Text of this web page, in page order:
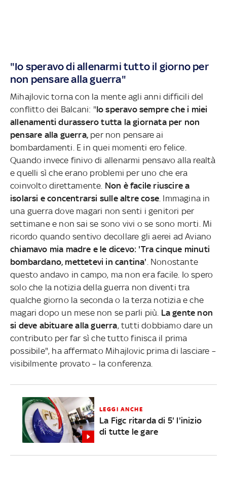
"Io speravo di allenarmi tutto il giorno per
non pensare alla guerra"
Mihajlovic torna con la mente agli anni difficili del
conflitto dei Balcani: "Io speravo sempre che i miei
allenamenti durassero tutta la giornata per non
pensare alla guerra, per non pensare ai
bombardamenti. E in quei momenti ero felice.
Quando invece finivo di allenarmi pensavo alla realtà
e quelli sì che erano problemi per uno che era
coinvolto direttamente. Non è facile riuscire a
isolarsi e concentrarsi sulle altre cose . Immagina in
una guerra dove magari non senti i genitori per
settimane e non sai se sono vivi o se sono morti. Mi
ricordo quando sentivo decollare gli aerei ad Aviano
chiamavo mia madre e le dicevo: 'Tra cinque minuti
bombardano, mettetevi in cantina' . Nonostante
questo andavo in campo, ma non era facile. Io spero
solo che la notizia della guerra non diventi tra
qualche giorno la seconda o la terza notizia e che
magari dopo un mese non se parli più. La gente non
si deve abituare alla guerra, tutti dobbiamo dare un
contributo per far sì che tutto finisca il prima
possibile", ha affermato Mihajlovic prima di lasciare –
visibilmente provato – la conferenza.
LEGGI ANCHE
La Figc ritarda di 5' l'inizio
di tutte le gare